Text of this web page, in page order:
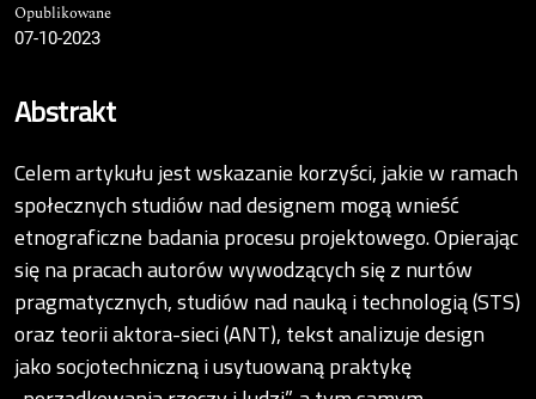
Opublikowane
07-10-2023
Abstrakt
Celem artykułu jest wskazanie korzyści, jakie w ramach
społecznych studiów nad designem mogą wnieść
etnograficzne badania procesu projektowego. Opierając
się na pracach autorów wywodzących się z nurtów
pragmatycznych, studiów nad nauką i technologią (STS)
oraz teorii aktora-sieci (ANT), tekst analizuje design
jako socjotechniczną i usytuowaną praktykę